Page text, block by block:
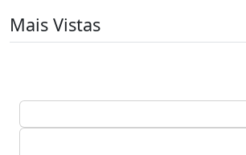
Mais Vistas